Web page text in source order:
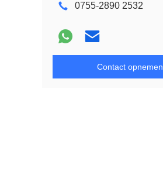
0755-2890 2532
Contact opnemen